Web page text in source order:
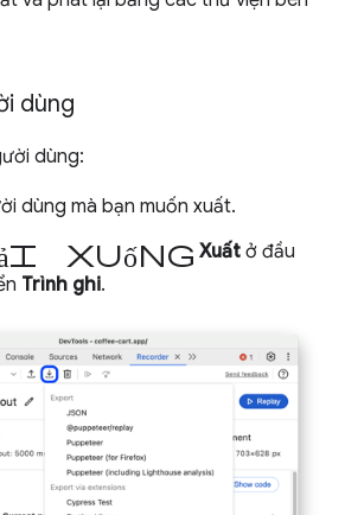
dùng
dùng:
dùng mà bạn muốn xuất.
xuống Xuất ở đầu
Trình ghi.